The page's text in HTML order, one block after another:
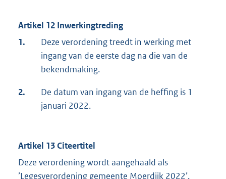
Artikel 12 Inwerkingtreding
1.
Deze verordening treedt in werking met
ingang van de eerste dag na die van de
bekendmaking.
2.
De datum van ingang van de heffing is 1
januari 2022.
Artikel 13 Citeertitel
Deze verordening wordt aangehaald als
’Legesverordening gemeente Moerdijk 2022’.